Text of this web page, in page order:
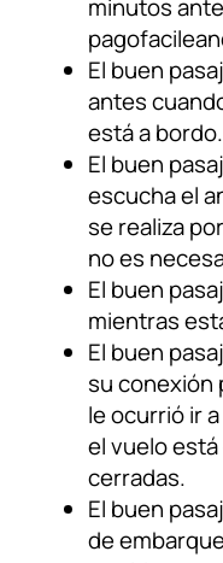
minutos
El buen
antes
está a bordo.
El buen
escucha el
se realiza
no es
El buen
mientras
El buen
su conexión
le ocurrió ir
el vuelo
cerradas.
El buen
de